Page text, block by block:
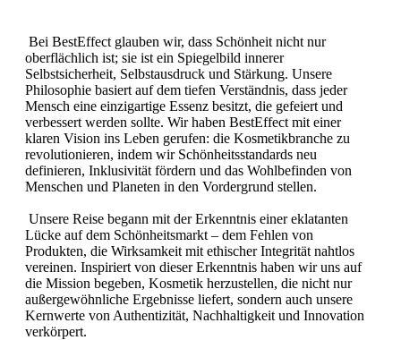
Bei BestEffect glauben wir, dass Schönheit nicht nur
oberflächlich ist; sie ist ein Spiegelbild innerer
Selbstsicherheit, Selbstausdruck und Stärkung. Unsere
Philosophie basiert auf dem tiefen Verständnis, dass jeder
Mensch eine einzigartige Essenz besitzt, die gefeiert und
verbessert werden sollte. Wir haben BestEffect mit einer
klaren Vision ins Leben gerufen: die Kosmetikbranche zu
revolutionieren, indem wir Schönheitsstandards neu
definieren, Inklusivität fördern und das Wohlbefinden von
Menschen und Planeten in den Vordergrund stellen.
Unsere Reise begann mit der Erkenntnis einer eklatanten
Lücke auf dem Schönheitsmarkt – dem Fehlen von
Produkten, die Wirksamkeit mit ethischer Integrität nahtlos
vereinen. Inspiriert von dieser Erkenntnis haben wir uns auf
die Mission begeben, Kosmetik herzustellen, die nicht nur
außergewöhnliche Ergebnisse liefert, sondern auch unsere
Kernwerte von Authentizität, Nachhaltigkeit und Innovation
verkörpert.